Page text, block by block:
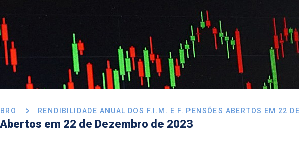
RENDIBILIDADE ANUAL DOS F.I.M. E F. PENSÕES ABERTOS EM 22
em 22 de Dezembro de 2023